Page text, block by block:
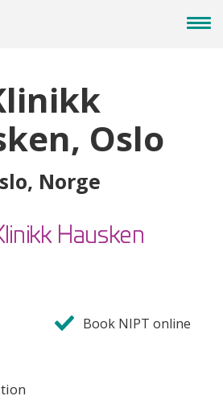
Oslo
Norge
Book NIPT online